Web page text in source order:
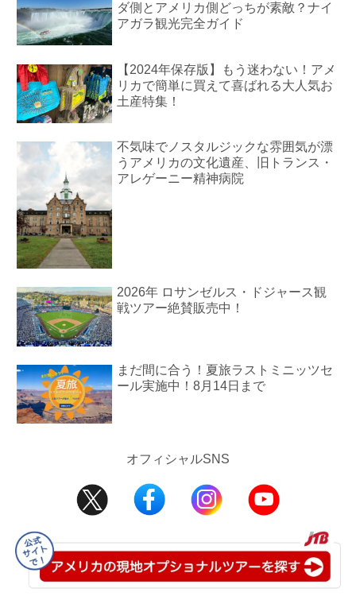
ダ側とアメリカ側どっちが素敵？ナイ
アガラ観光完全ガイド
【2024年保存版】もう迷わない！アメ
リカで簡単に買えて喜ばれる大人気お
土産特集！
不気味でノスタルジックな雰囲気が漂
うアメリカの文化遺産、旧トランス・
アレゲーニー精神病院
2026年 ロサンゼルス・ドジャース観
戦ツアー絶賛販売中！
まだ間に合う！夏旅ラストミニッツセ
ール実施中！8月14日まで
オフィシャルSNS